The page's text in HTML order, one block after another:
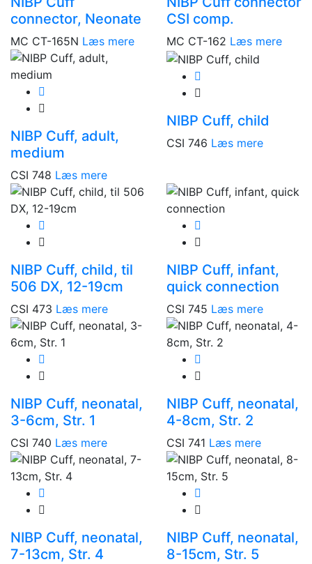
connector, Neonate
MC CT-165N Læs mere
CSI comp.
MC CT-162 Læs mere
NIBP Cuff, adult,
medium
CSI 748 Læs mere
NIBP Cuff, child
CSI 746 Læs mere
NIBP Cuff, child, til
506 DX, 12-19cm
CSI 473 Læs mere
NIBP Cuff, infant,
quick connection
CSI 745 Læs mere
NIBP Cuff, neonatal,
3-6cm, Str. 1
CSI 740 Læs mere
NIBP Cuff, neonatal,
4-8cm, Str. 2
CSI 741 Læs mere
NIBP Cuff, neonatal,
7-13cm, Str. 4
NIBP Cuff, neonatal,
8-15cm, Str. 5